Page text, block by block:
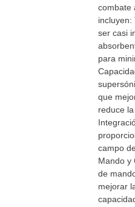
combate
incluyen:
ser casi
para
que
reduce
campo
Mando y
de
mejorar